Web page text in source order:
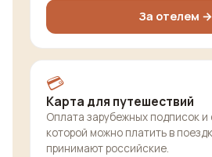
За отелем →
💳
Карта для путешествий
Оплата зарубежных подписок и
которой можно платить в
принимают российские.